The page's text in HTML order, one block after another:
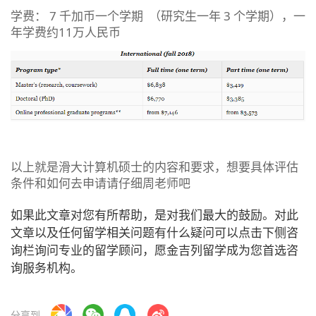
学费： 7 千加币一个学期 （研究生一年 3 个学期），一
年学费约11万人民币
以上就是滑大计算机硕士的内容和要求，想要具体评估
条件和如何去申请请仔细周老师吧
如果此文章对您有所帮助，是对我们最大的鼓励。对此
文章以及任何留学相关问题有什么疑问可以点击下侧咨
询栏询问专业的留学顾问，愿金吉列留学成为您首选咨
询服务机构。